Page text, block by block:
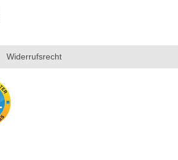
Widerrufsrecht